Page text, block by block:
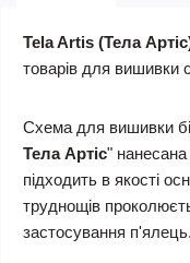
Tela Artis (Тела
товарів для вишивки
Схема для вишивки
Тела Артіс" нанесана
підходить в якості
труднощів
застосування п'ялець.